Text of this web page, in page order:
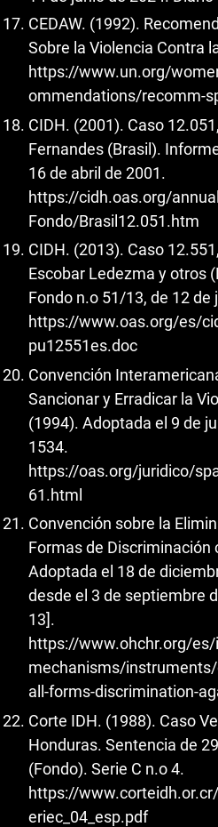
CEDAW. (1992).
Sobre la Violencia Contra
https://www.un.org/
ommendations/recomm-
CIDH. (2001). Caso
Fernandes (Brasil).
16 de abril de 2001.
https://cidh.oas.org/
Fondo/Brasil12.051.htm
CIDH. (2013). Caso
Escobar Ledezma y otros
Fondo n.o 51/13, de 12 de
https://www.oas.org/es/
pu12551es.doc
Convención
Sancionar y Erradicar la
(1994). Adoptada el 9 de
1534.
https://oas.org/juridico/
61.html
Convención sobre la
Formas de Discriminación
Adoptada el 18 de
desde el 3 de septiembre
13].
https://www.ohchr.org/
mechanisms/
all-forms-discrimination-
Corte IDH. (1988). Caso
Honduras. Sentencia de
(Fondo). Serie C n.o 4.
https://
eriec_04_esp.pdf